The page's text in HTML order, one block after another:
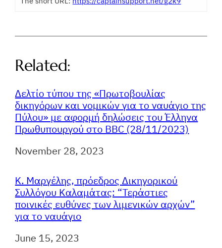
Related:
Δελτίο τύπου της «Πρωτοβουλίας
δικηγόρων και νομικών για το ναυάγιο της
Πύλου» με αφορμή δηλώσεις του Έλληνα
Πρωθυπουργού στο BBC (28/11/2023)
Ημερομηνία
November 28, 2023
Κ. Μαργέλης, πρόεδρος Δικηγορικού
Συλλόγου Καλαμάτας: “Τεράστιες
ποινικές ευθύνες των λιμενικών αρχών”
για το ναυάγιο
Ημερομηνία
June 15, 2023